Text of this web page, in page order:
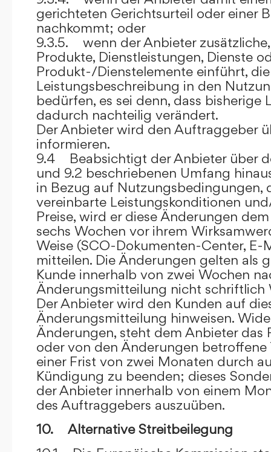
gerichteten Gerichtsurteil oder einer
nachkommt; oder
9.3.5. wenn der Anbieter
Produkte, Dienstleistungen, Dienste
Produkt-/Dienstelemente einführt,
Leistungsbeschreibung in den
bedürfen, es sei denn, dass bisherige
dadurch nachteilig verändert.
Der Anbieter wird den Auftraggeber
informieren.
9.4 Beabsichtigt der Anbieter über
und 9.2 beschriebenen Umfang
in Bezug auf Nutzungsbedingungen,
vereinbarte Leistungskonditionen
Preise, wird er diese Änderungen
sechs Wochen vor ihrem
Weise (SCO-Dokumenten-Center, E-
mitteilen. Die Änderungen gelten als
Kunde innerhalb von zwei Wochen
Änderungsmitteilung nicht schriftlich
Der Anbieter wird den Kunden auf
Änderungsmitteilung hinweisen.
Änderungen, steht dem Anbieter das
oder von den Änderungen betroffene
einer Frist von zwei Monaten durch
Kündigung zu beenden; dieses
der Anbieter innerhalb von einem
des Auftraggebers auszuüben.
10. Alternative Streitbeilegung